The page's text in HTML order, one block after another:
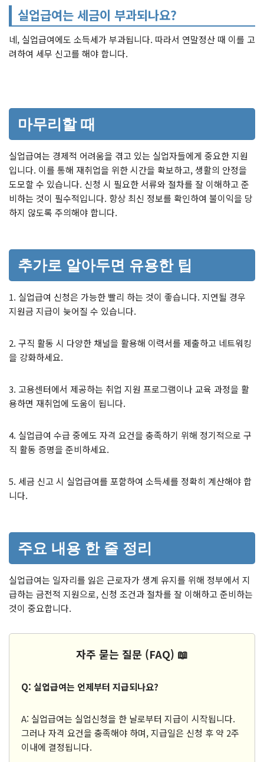
실업급여는 세금이 부과되나요?
네, 실업급여에도 소득세가 부과됩니다. 따라서 연말정산 때 이를 고
려하여 세무 신고를 해야 합니다.
마무리할 때
실업급여는 경제적 어려움을 겪고 있는 실업자들에게 중요한 지원
입니다. 이를 통해 재취업을 위한 시간을 확보하고, 생활의 안정을
도모할 수 있습니다. 신청 시 필요한 서류와 절차를 잘 이해하고 준
비하는 것이 필수적입니다. 항상 최신 정보를 확인하여 불이익을 당
하지 않도록 주의해야 합니다.
추가로 알아두면 유용한 팁
1. 실업급여 신청은 가능한 빨리 하는 것이 좋습니다. 지연될 경우
지원금 지급이 늦어질 수 있습니다.
2. 구직 활동 시 다양한 채널을 활용해 이력서를 제출하고 네트워킹
을 강화하세요.
3. 고용센터에서 제공하는 취업 지원 프로그램이나 교육 과정을 활
용하면 재취업에 도움이 됩니다.
4. 실업급여 수급 중에도 자격 요건을 충족하기 위해 정기적으로 구
직 활동 증명을 준비하세요.
5. 세금 신고 시 실업급여를 포함하여 소득세를 정확히 계산해야 합
니다.
주요 내용 한 줄 정리
실업급여는 일자리를 잃은 근로자가 생계 유지를 위해 정부에서 지
급하는 금전적 지원으로, 신청 조건과 절차를 잘 이해하고 준비하는
것이 중요합니다.
자주 묻는 질문 (FAQ) 📖
Q: 실업급여는 언제부터 지급되나요?
A: 실업급여는 실업신청을 한 날로부터 지급이 시작됩니다.
그러나 자격 요건을 충족해야 하며, 지급일은 신청 후 약 2주
이내에 결정됩니다.